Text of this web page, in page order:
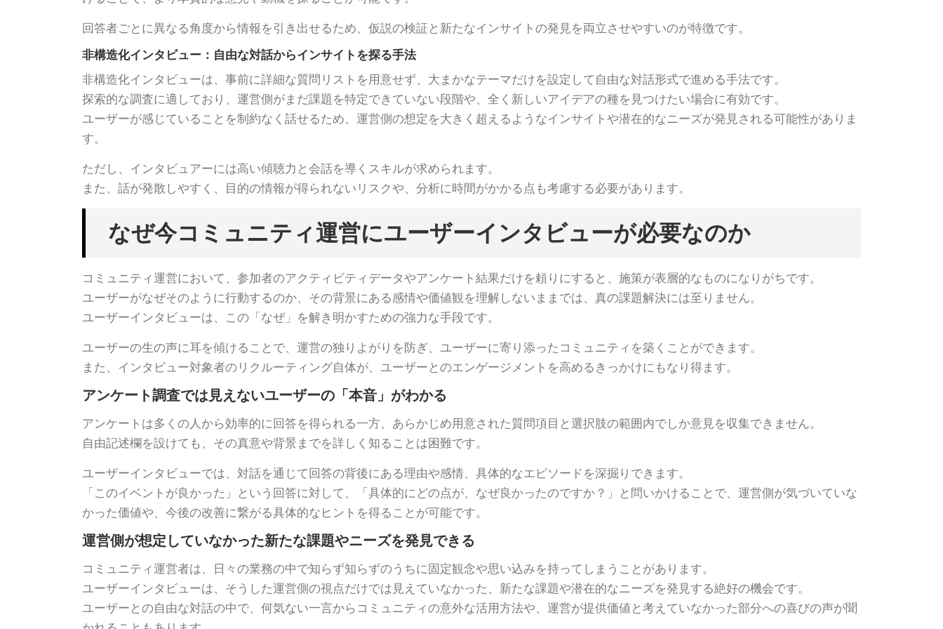
回答者ごとに異なる角度から情報を引き出せるため、仮説の検証と新たなインサイトの発見を両立させやすいのが特徴です。
非構造化インタビュー：自由な対話からインサイトを探る手法
非構造化インタビューは、事前に詳細な質問リストを用意せず、大まかなテーマだけを設定して自由な対話形式で進める手法です。
探索的な調査に適しており、運営側がまだ課題を特定できていない段階や、全く新しいアイデアの種を見つけたい場合に有効です。
ユーザーが感じていることを制約なく話せるため、運営側の想定を大きく超えるようなインサイトや潜在的なニーズが発見される可能性がありま
す。
ただし、インタビュアーには高い傾聴力と会話を導くスキルが求められます。
また、話が発散しやすく、目的の情報が得られないリスクや、分析に時間がかかる点も考慮する必要があります。
なぜ今コミュニティ運営にユーザーインタビューが必要なのか
コミュニティ運営において、参加者のアクティビティデータやアンケート結果だけを頼りにすると、施策が表層的なものになりがちです。
ユーザーがなぜそのように行動するのか、その背景にある感情や価値観を理解しないままでは、真の課題解決には至りません。
ユーザーインタビューは、この「なぜ」を解き明かすための強力な手段です。
ユーザーの生の声に耳を傾けることで、運営の独りよがりを防ぎ、ユーザーに寄り添ったコミュニティを築くことができます。
また、インタビュー対象者のリクルーティング自体が、ユーザーとのエンゲージメントを高めるきっかけにもなり得ます。
アンケート調査では見えないユーザーの「本音」がわかる
アンケートは多くの人から効率的に回答を得られる一方、あらかじめ用意された質問項目と選択肢の範囲内でしか意見を収集できません。
自由記述欄を設けても、その真意や背景までを詳しく知ることは困難です。
ユーザーインタビューでは、対話を通じて回答の背後にある理由や感情、具体的なエピソードを深掘りできます。
「このイベントが良かった」という回答に対して、「具体的にどの点が、なぜ良かったのですか？」と問いかけることで、運営側が気づいていな
かった価値や、今後の改善に繋がる具体的なヒントを得ることが可能です。
運営側が想定していなかった新たな課題やニーズを発見できる
コミュニティ運営者は、日々の業務の中で知らず知らずのうちに固定観念や思い込みを持ってしまうことがあります。
ユーザーインタビューは、そうした運営側の視点だけでは見えていなかった、新たな課題や潜在的なニーズを発見する絶好の機会です。
ユーザーとの自由な対話の中で、何気ない一言からコミュニティの意外な活用方法や、運営が提供価値と考えていなかった部分への喜びの声が聞